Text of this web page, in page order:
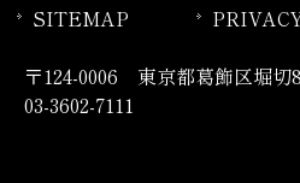
SITEMAP
〒124-0006 東京都葛飾区堀切
03-3602-7111